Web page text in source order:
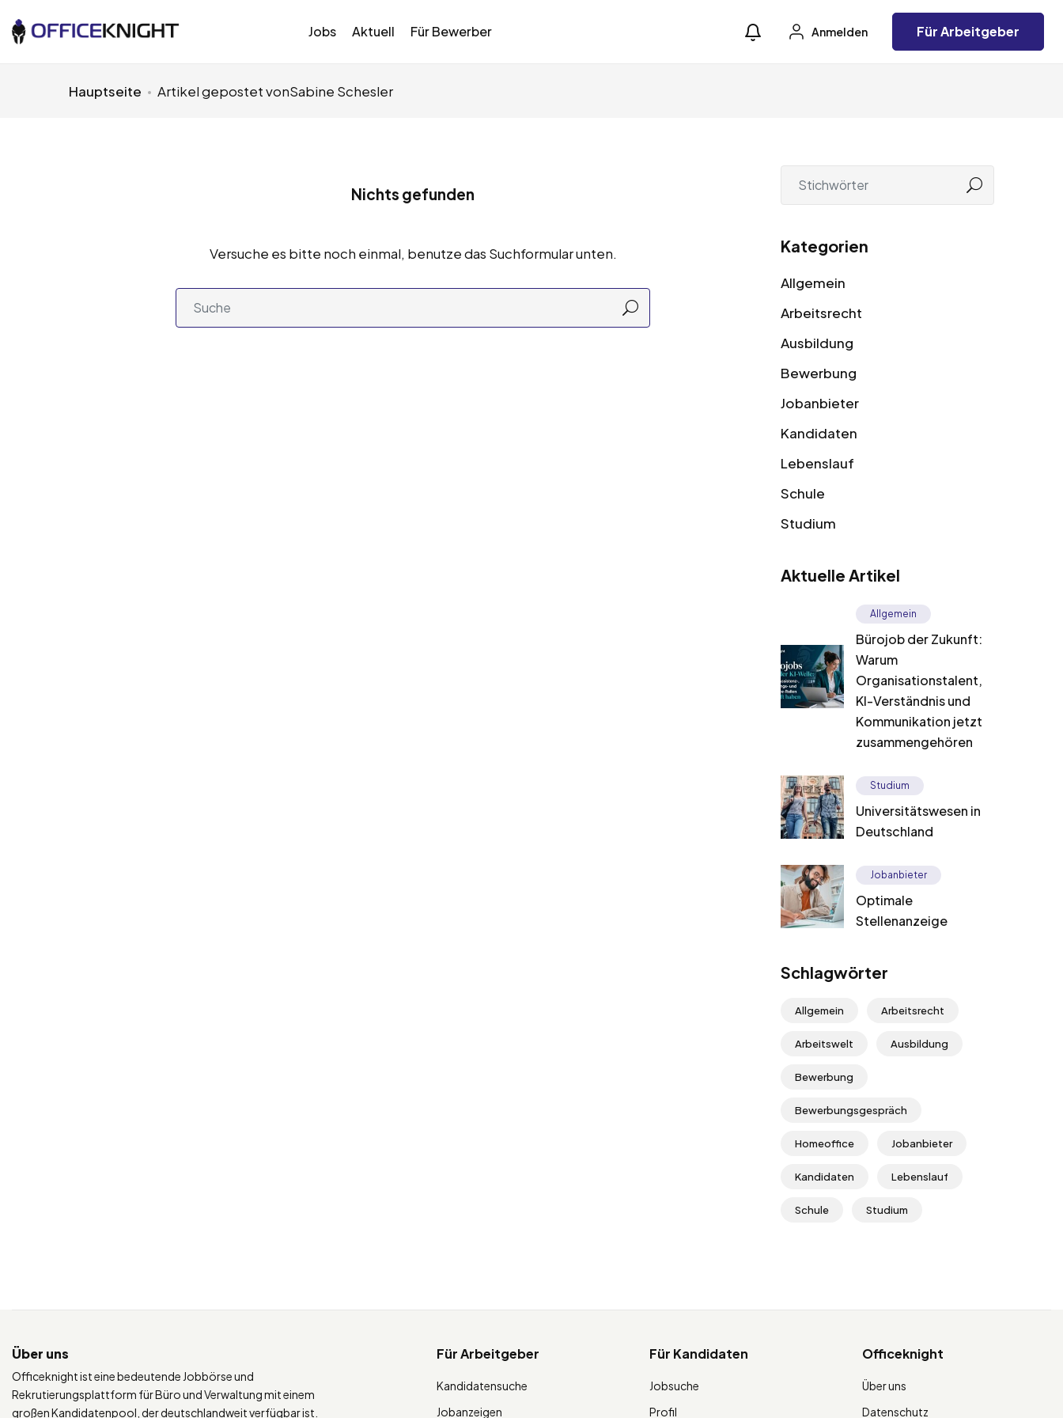
Jobs Aktuell Für Bewerber Anmelden Für Arbeitgeber
Hauptseite Artikel gepostet vonSabine Schesler
Nichts gefunden
Versuche es bitte noch einmal, benutze das Suchformular unten. Kategorien
Allgemein
Arbeitsrecht
Ausbildung
Bewerbung
Jobanbieter
Kandidaten
Lebenslauf
Schule
Studium
Aktuelle Artikel
Allgemein
Bürojob der Zukunft:
Warum
Organisationstalent,
KI-Verständnis und
Kommunikation jetzt
zusammengehören
Studium
Universitätswesen in
Deutschland
Jobanbieter
Optimale
Stellenanzeige
Schlagwörter
Allgemein Arbeitsrecht
Arbeitswelt Ausbildung
Bewerbung
Bewerbungsgespräch
Homeoffice Jobanbieter
Kandidaten Lebenslauf
Schule Studium
Über uns
Officeknight ist eine bedeutende Jobbörse und
Rekrutierungsplattform für Büro und Verwaltung mit einem
großen Kandidatenpool, der deutschlandweit verfügbar ist.
Für Arbeitgeber
Kandidatensuche
Jobanzeigen
Für Kandidaten
Jobsuche
Profil
Officeknight
Über uns
Datenschutz